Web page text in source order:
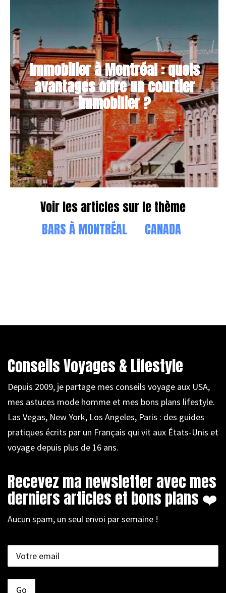
Immobilier à Montréal : quels
avantages offre un courtier
immobilier ?
Voir les articles sur le thème
BARS À MONTRÉAL
CANADA
Conseils Voyages & Lifestyle
Depuis 2009, je partage mes conseils voyage aux USA,
mes astuces mode homme et mes bons plans lifestyle.
Las Vegas, New York, Los Angeles, Paris : des guides
pratiques écrits par un Français qui vit aux États-Unis et
voyage depuis plus de 16 ans.
Recevez ma newsletter avec mes
derniers articles et bons plans ❤️
Aucun spam, un seul envoi par semaine !